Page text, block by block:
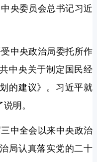
委员会总书记习近
央政治局委托所作
中央关于制定国民经
的建议》。习近平就
明。
全会以来中央政治
局认真落实党的二十